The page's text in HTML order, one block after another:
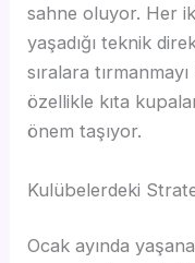
sahne oluyor. Her
yaşadığı teknik
sıralara
özellikle kıta
önem taşıyor.
Kulübelerdeki
Ocak ayında